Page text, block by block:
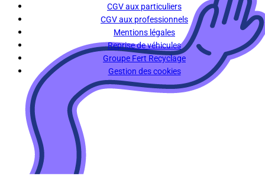
CGV aux particuliers
CGV aux professionnels
Mentions légales
Reprise de véhicules
Groupe Fert Recyclage
Gestion des cookies